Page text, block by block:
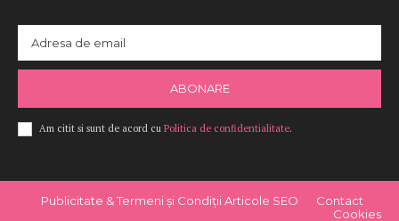
ABONARE
Am citit si sunt de acord cu Politica de confidentialitate.
Publicitate & Termeni și Condiții Articole SEO
Contact
Cookies